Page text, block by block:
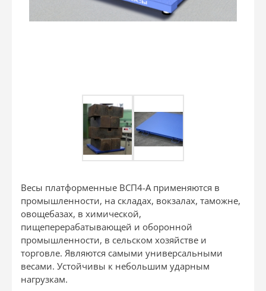
Весы платформенные ВСП4-А применяются в
промышленности, на складах, вокзалах, таможне,
овощебазах, в химической,
пищеперерабатывающей и оборонной
промышленности, в сельском хозяйстве и
торговле. Являются самыми универсальными
весами. Устойчивы к небольшим ударным
нагрузкам.